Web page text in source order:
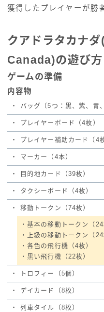
獲得したプレイヤーが勝
クアドラタカナ
Canada)の遊び方
ゲームの準備
内容物
・ バッグ（5つ：黒、紫、青
・ プレイヤーボード（4枚）
・ プレイヤー補助カード（4
・ マーカー（4本）
・ 目的地カード（39枚）
・ タクシーボード（4枚）
・ 移動トークン（74枚）
・基本の移動トークン（
・上級の移動トークン（
・各色の飛行機（4枚）
・黒い飛行機（22枚）
・ トロフィー（5個）
・ デイカード（8枚）
・ 列車タイル（8枚）